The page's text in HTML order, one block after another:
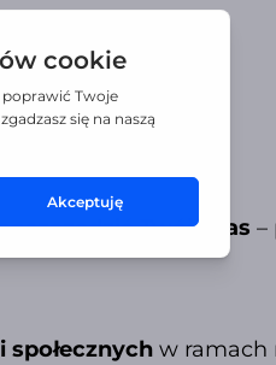
Twój czas –
w ramach